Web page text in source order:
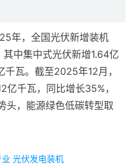
年，全国光伏新增装机
中集中式光伏新增1.64亿
瓦。截至2025年12月，
亿千瓦，同比增长35%，
头，能源绿色低碳转型取
光伏发电装机